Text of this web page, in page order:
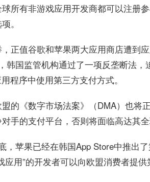
所有非游戏应用开发商都可以注册
。
正值谷歌和苹果两大应用商店遭到
韩国监管机构通过了一项反垄断法
程序中使用第三方支付方式。
的《数字市场法案》（DMA）也将
手的支付平台，否则将面临高达其全
，苹果已经在韩国App Store中推出
应用”的开发者可以向欧盟消费者提